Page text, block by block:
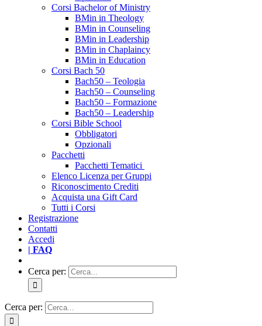
Corsi Bachelor of Ministry
BMin in Theology
BMin in Counseling
BMin in Leadership
BMin in Chaplaincy
BMin in Education
Corsi Bach 50
Bach50 – Teologia
Bach50 – Counseling
Bach50 – Formazione
Bach50 – Leadership
Corsi Bible School
Obbligatori
Opzionali
Pacchetti
Pacchetti Tematici
Elenco Licenza per Gruppi
Riconoscimento Crediti
Acquista una Gift Card
Tutti i Corsi
Registrazione
Contatti
Accedi
| FAQ
Cerca per:
Cerca per: